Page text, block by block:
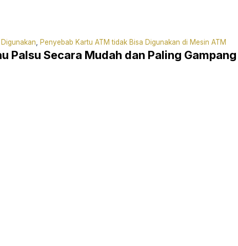
Penyebab Kartu ATM tidak Bisa Digunakan di Mesin ATM
Palsu Secara Mudah dan Paling Gampang